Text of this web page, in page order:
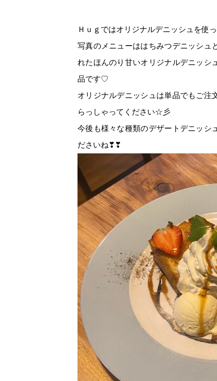
Ｈｕｇではオリジナルデニッシュを使
写真のメニューははちみつデニッシュ
れたほんのり甘いオリジナルデニッシ
品です♡
オリジナルデニッシュは単品でもご注
らっしゃってください☆彡
今後も様々な種類のデザートデニッシ
ださいね❣❣